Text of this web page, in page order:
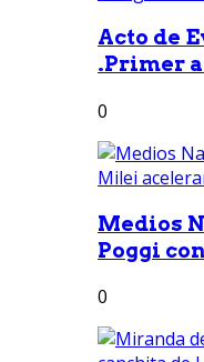
Acto de
.Primer
0
Medios
Poggi
0